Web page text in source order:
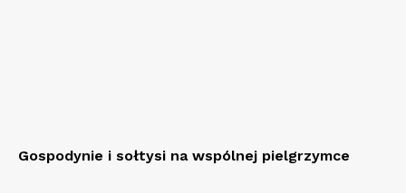
Gospodynie i sołtysi na wspólnej pielgrzymce